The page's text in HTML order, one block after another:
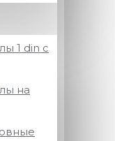
1 din с
на